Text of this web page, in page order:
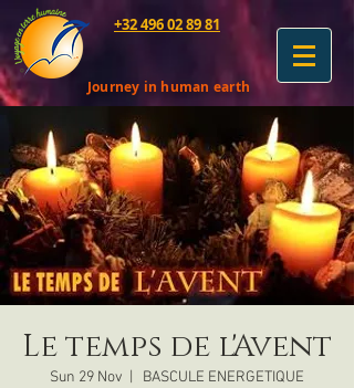
+32 496 02 89 81
Journey in human earth
Le temps de l'Avent
Sun 29 Nov
BASCULE ENERGETIQUE